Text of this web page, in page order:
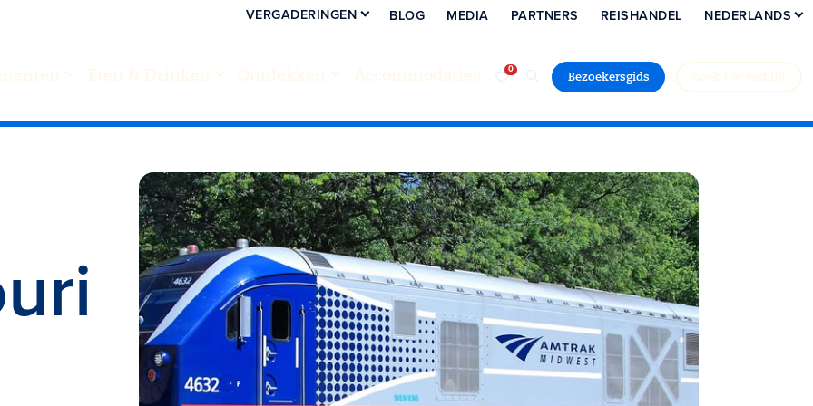
Bezoekersgids
VERGADERINGEN BLOG MEDIA PARTNERS REISHANDEL NEDERLANDS